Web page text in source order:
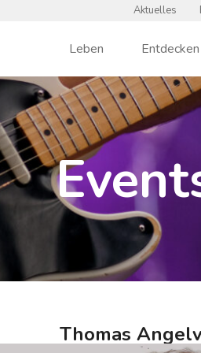
Aktuelles
Leben Entdecken
Thomas